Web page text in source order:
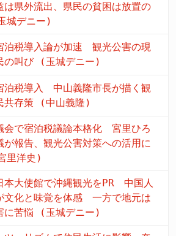
は県外流出、県民の貧困は放置の
城デニー)
泊税導入論が加速 観光公害の現
の叫び (玉城デニー)
泊税導入 中山義隆市長が描く観
共存策 (中山義隆)
会で宿泊税議論本格化 宮里ひろ
が報告、観光公害対策への活用に
里洋史)
本大使館で沖縄観光をPR 中国人
文化と味覚を体感 一方で地元は
に苦悩 (玉城デニー)